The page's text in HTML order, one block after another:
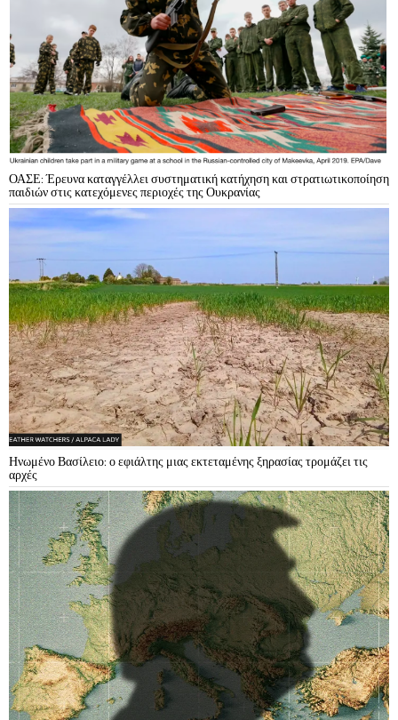
ΟΑΣΕ: Έρευνα καταγγέλλει συστηματική κατήχηση και στρατιωτικοποίηση
παιδιών στις κατεχόμενες περιοχές της Ουκρανίας
Ηνωμένο Βασίλειο: ο εφιάλτης μιας εκτεταμένης ξηρασίας τρομάζει τις
αρχές